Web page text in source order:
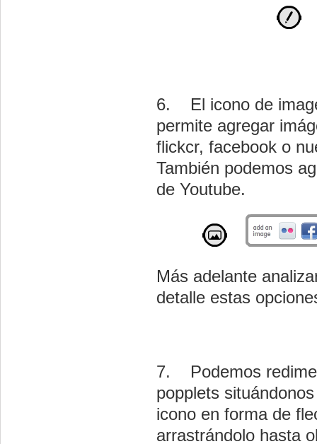
6. El icono de
permite agregar
flickcr, facebook o
También podemos
de Youtube.
Más adelante
detalle estas
7. Podemos
popplets
icono en forma de
arrastrándolo hasta